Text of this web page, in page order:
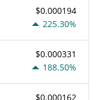
$0.000194
225.30%
$0.000331
188.50%
$0.000162